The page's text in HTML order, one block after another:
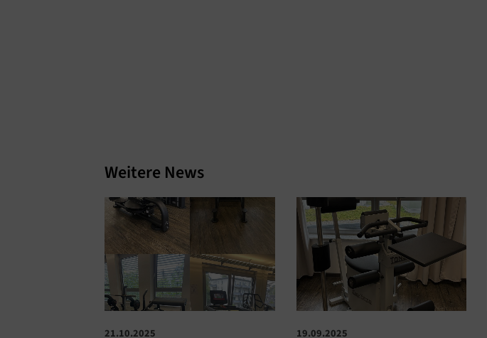
Weitere News
21.10.2025 19.09.2025